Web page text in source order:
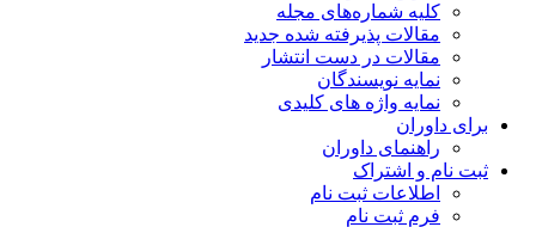
کلیه شماره‌های مجله
مقالات پذیرفته شده جدید
مقالات در دست انتشار
نمایه نویسندگان
نمایه واژه های کلیدی
برای داوران
راهنمای داوران
ثبت نام و اشتراک
اطلاعات ثبت نام
فرم ثبت نام